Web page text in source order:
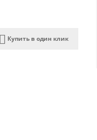
Купить в один клик